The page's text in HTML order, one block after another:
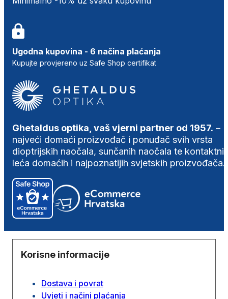
Ugodna kupovina - 6 načina plaćanja
Kupujte provjereno uz Safe Shop certifikat
Ghetaldus optika, vaš vjerni partner od 1957. –
najveći domaći proizvođač i ponuđač svih vrsta
dioptrijskih naočala, sunčanih naočala te
leća domaćih i najpoznatijih svjetskih proizvođača.
Korisne informacije
Dostava i povrat
Uvjeti i načini plaćanja